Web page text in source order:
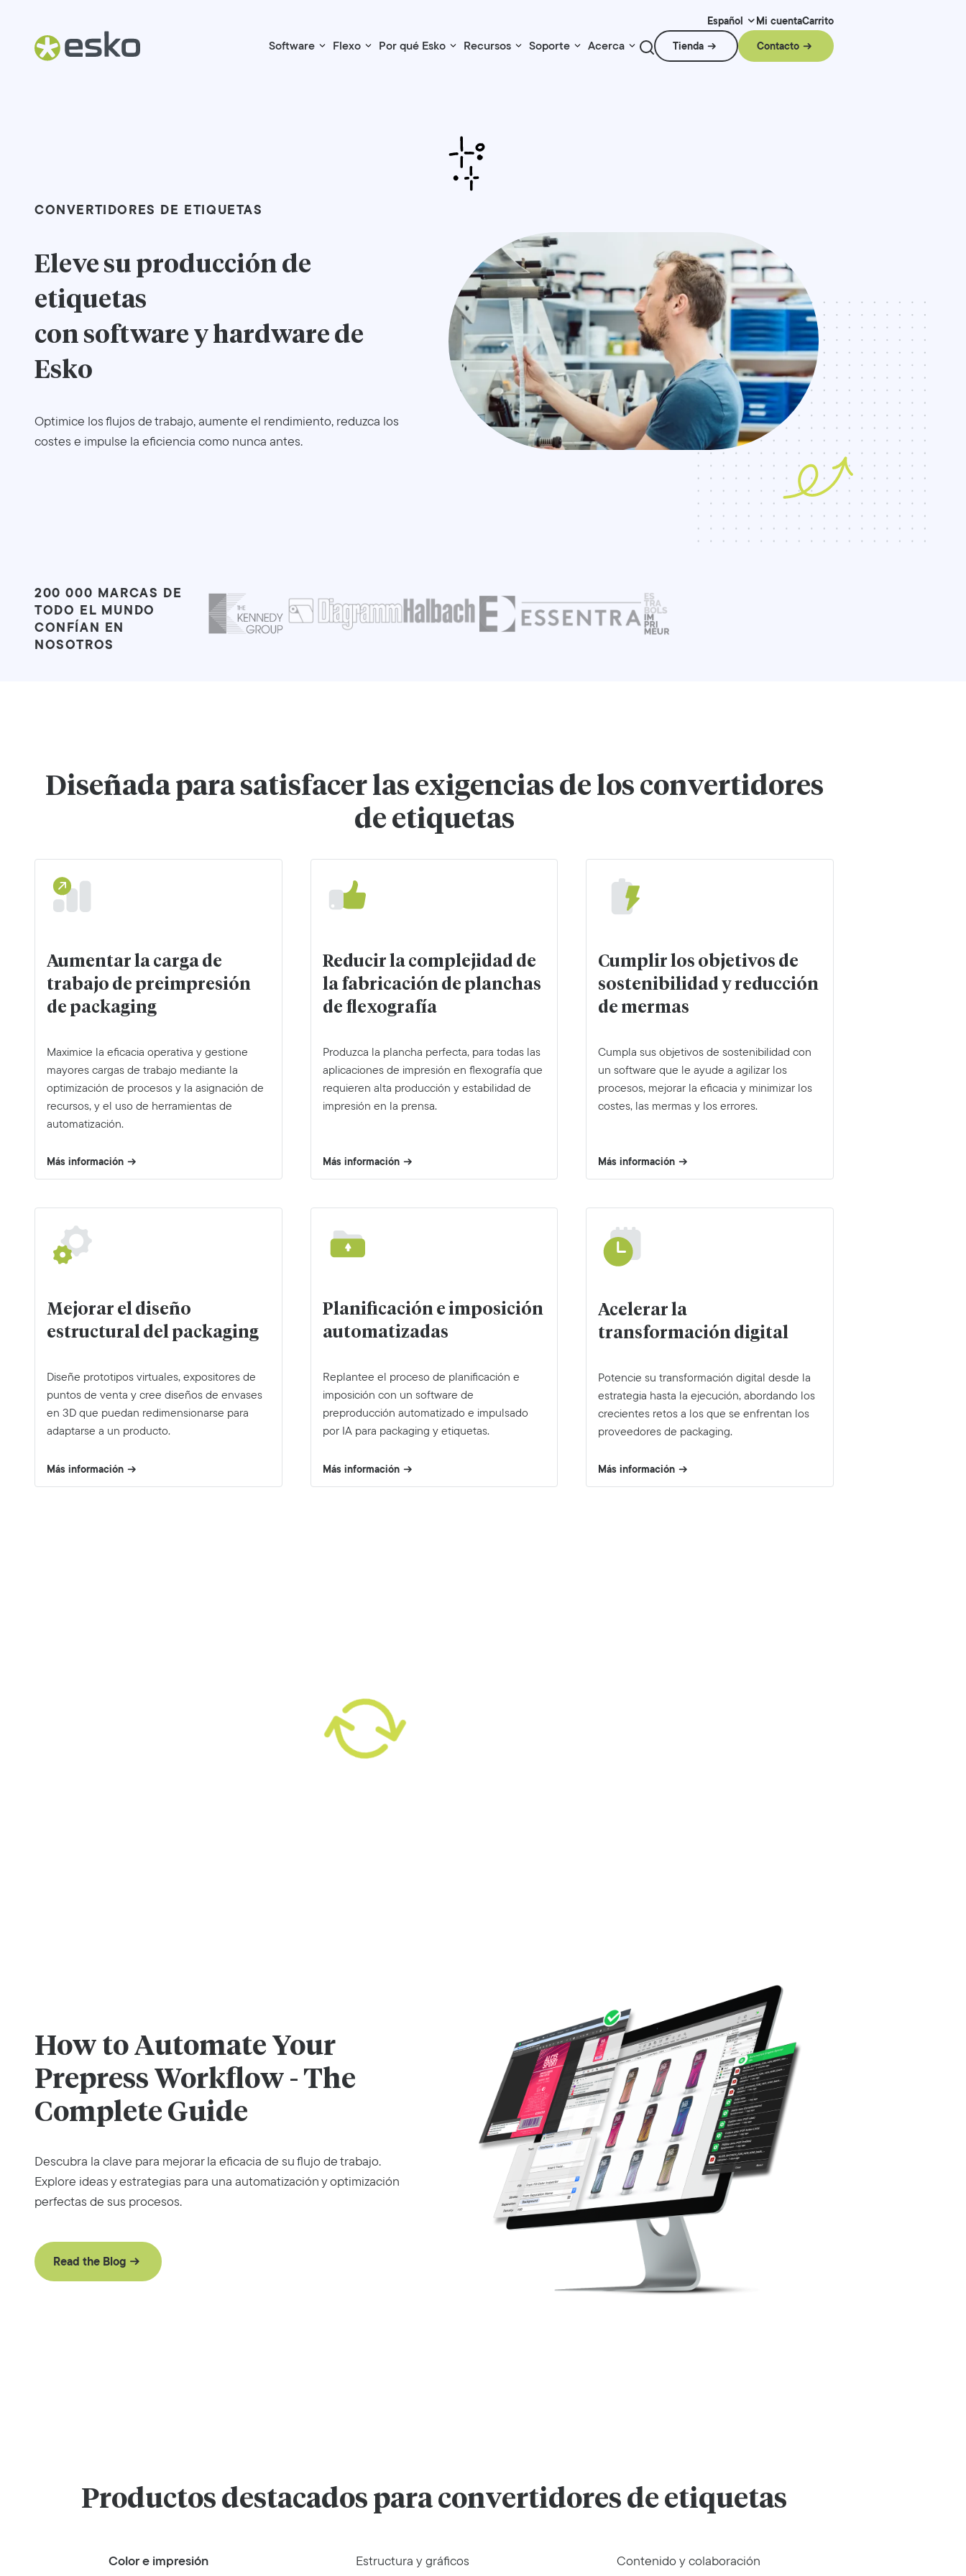
Español Mi cuentaCarrito
Software Flexo Por qué Esko Recursos Soporte Acerca Tienda Contacto
CONVERTIDORES DE ETIQUETAS
Eleve su producción de
etiquetas
con software y hardware de
Esko
Optimice los flujos de trabajo, aumente el rendimiento, reduzca los
costes e impulse la eficiencia como nunca antes.
200 000 MARCAS DE
TODO EL MUNDO
CONFÍAN EN
NOSOTROS
Diseñada para satisfacer las exigencias de los convertidores
de etiquetas
Aumentar la carga de
trabajo de preimpresión
de packaging
Maximice la eficacia operativa y gestione
mayores cargas de trabajo mediante la
optimización de procesos y la asignación de
recursos, y el uso de herramientas de
automatización.
Más información
Reducir la complejidad de
la fabricación de planchas
de flexografía
Produzca la plancha perfecta, para todas las
aplicaciones de impresión en flexografía que
requieren alta producción y estabilidad de
impresión en la prensa.
Más información
Cumplir los objetivos de
sostenibilidad y reducción
de mermas
Cumpla sus objetivos de sostenibilidad con
un software que le ayude a agilizar los
procesos, mejorar la eficacia y minimizar los
costes, las mermas y los errores.
Más información
Mejorar el diseño
estructural del packaging
Diseñe prototipos virtuales, expositores de
puntos de venta y cree diseños de envases
en 3D que puedan redimensionarse para
adaptarse a un producto.
Más información
Planificación e imposición
automatizadas
Replantee el proceso de planificación e
imposición con un software de
preproducción automatizado e impulsado
por IA para packaging y etiquetas.
Más información
Acelerar la
transformación digital
Potencie su transformación digital desde la
estrategia hasta la ejecución, abordando los
crecientes retos a los que se enfrentan los
proveedores de packaging.
Más información
How to Automate Your
Prepress Workflow - The
Complete Guide
Descubra la clave para mejorar la eficacia de su flujo de trabajo.
Explore ideas y estrategias para una automatización y optimización
perfectas de sus procesos.
Read the Blog
Productos destacados para convertidores de etiquetas
Color e impresión Estructura y gráficos Contenido y colaboración